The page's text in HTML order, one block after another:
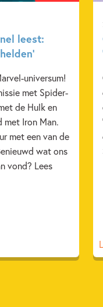
leest:
universum!
met Spider-
de Hulk en
met Iron Man.
met een van de
wat ons
vond? Lees